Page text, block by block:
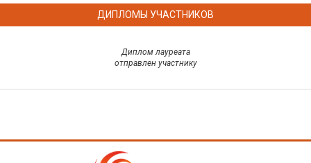
ДИПЛОМЫ УЧАСТНИКОВ
Диплом лауреата
отправлен участнику